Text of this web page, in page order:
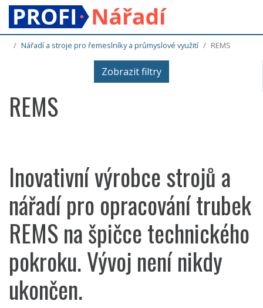
Nářadí a stroje pro řemeslníky a průmyslové využití REMS
Zobrazit filtry
REMS
Inovativní výrobcestrojů a
nářadípro opracovánítrubek
REMSna špičce technického
pokroku. Vývoj není nikdy
ukončen.